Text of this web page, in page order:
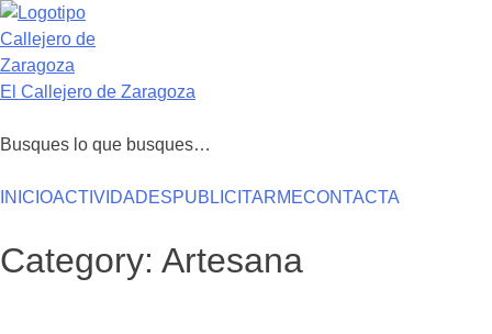
Saltar
al
contenido
El Callejero de Zaragoza
Busques lo que busques…
INICIOACTIVIDADESPUBLICITARMECONTACTA
Category: Artesana